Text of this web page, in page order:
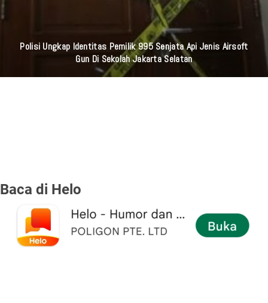
Polisi Ungkap Identitas Pemilik 995 Senjata Api Jenis Airsoft
Gun Di Sekolah Jakarta Selatan
Baca di Helo